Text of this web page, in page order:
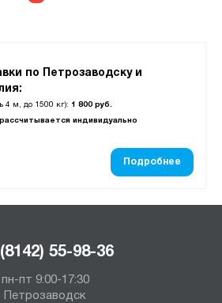
по Петрозаводску и
4 м, до 1500 кг): 1 800 руб.
рассчитывается индивидуально
Подробнее
55-98-36
пн-пт 9:00-17:30
Петрозаводск